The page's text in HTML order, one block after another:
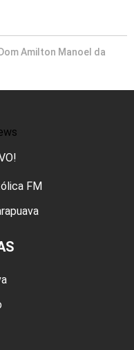
Dom Amilton Manoel da
FM